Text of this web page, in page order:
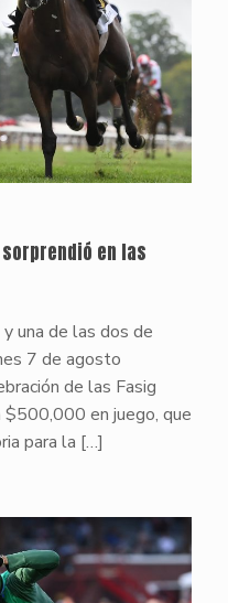
en las
una de las dos de
7 de agosto
de las Fasig
en juego, que
para la […]